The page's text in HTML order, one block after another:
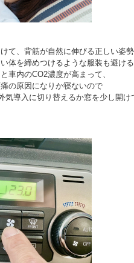
て、背筋が自然に伸びる正しい姿
体を締めつけるような服装も避け
車内のCO2濃度が高まって、
の原因になりか寝ないので
気導入に切り替えるか窓を少し開け